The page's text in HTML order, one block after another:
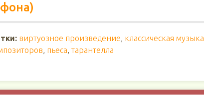
виртуозное произведение, классическая музыка
, пьеса, тарантелла